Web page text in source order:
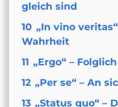
gleich sind
10 „In vino
Wahrheit
11 „Ergo“ – Folglich
12 „Per se“ – An
13 „Status quo“ –